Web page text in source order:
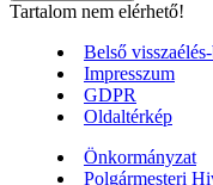
Tartalom nem elérhető!
Belső
Impresszum
GDPR
Oldaltérkép
Önkormányzat
Polgármesteri